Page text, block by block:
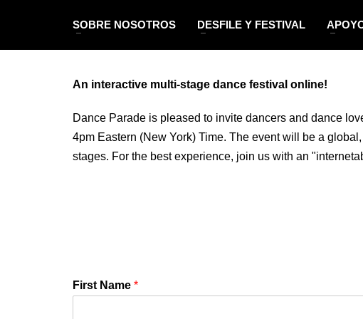
SOBRE NOSOTROS DESFILE Y FESTIVAL
An interactive multi-stage dance festival online!
Dance Parade is pleased to invite dancers and dance
4pm Eastern (New York) Time. The event will be a global,
stages. For the best experience, join us with an
First Name *